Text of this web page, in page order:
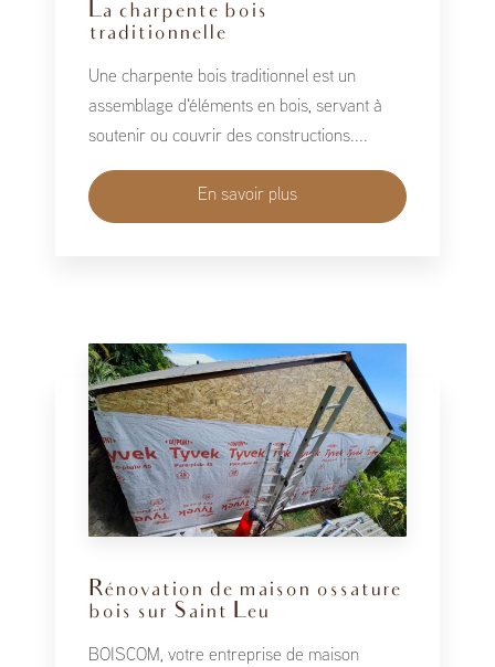
La charpente bois
traditionnelle
Une charpente bois traditionnel est un
assemblage d'éléments en bois, servant à
soutenir ou couvrir des constructions....
En savoir plus
Rénovation de maison ossature
bois sur Saint Leu
BOISCOM, votre entreprise de maison